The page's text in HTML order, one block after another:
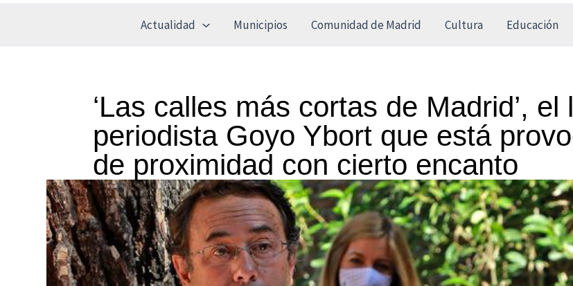
Actualidad Municipios Comunidad de Madrid Cultura Educación
‘Las calles más cortas de Madrid’, el
periodista Goyo Ybort que está
de proximidad con cierto encanto